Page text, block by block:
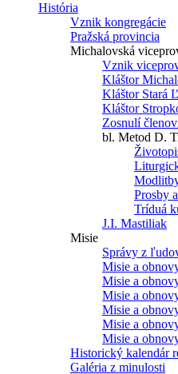
História
Vznik kongregácie
Pražská provincia
Michalovská
Vznik
Kláštor
Kláštor Stará
Kláštor
Zosnulí
bl. Metod D.
Prosby
Tríduá
J.I. Mastiliak
Misie
Správy z
Misie a
Misie a
Misie a
Misie a
Misie a
Misie a
Historický kalendár
Galéria z minulosti